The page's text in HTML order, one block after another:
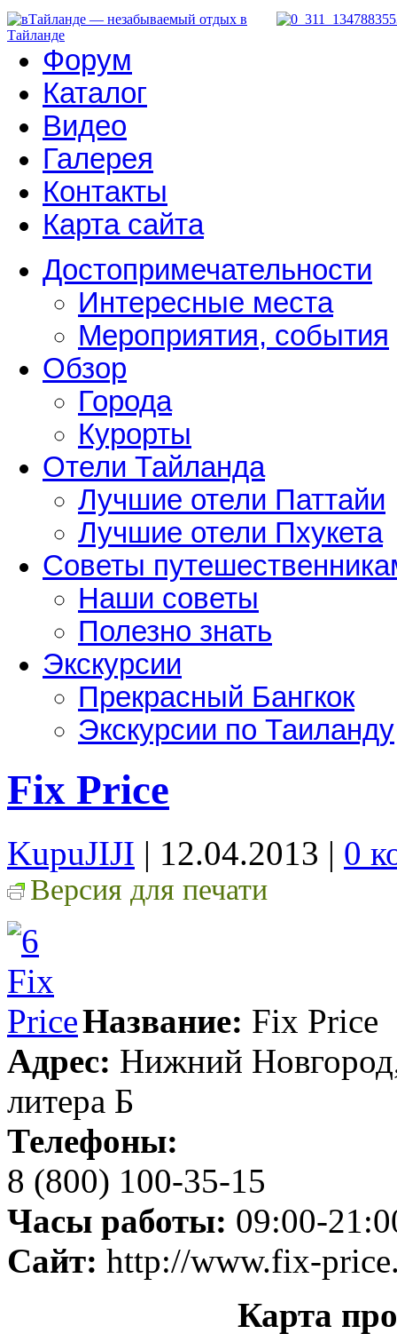
Форум
Каталог
Видео
Галерея
Контакты
Карта сайта
Достопримечательности
Интересные места
Мероприятия, события
Обзор
Города
Курорты
Отели Тайланда
Лучшие отели Паттайи
Лучшие отели Пхукета
Советы
Наши советы
Полезно знать
Экскурсии
Прекрасный Бангкок
Экскурсии по Таиланду
Fix Price
KupuJIJI | 12.04.2013 | 0
Версия для печати
Название: Fix Price
Адрес: Нижний
литера Б
Телефоны:
8 (800) 100-35-15
Часы работы: 09:00-
Сайт: http://www.fix-
Карта